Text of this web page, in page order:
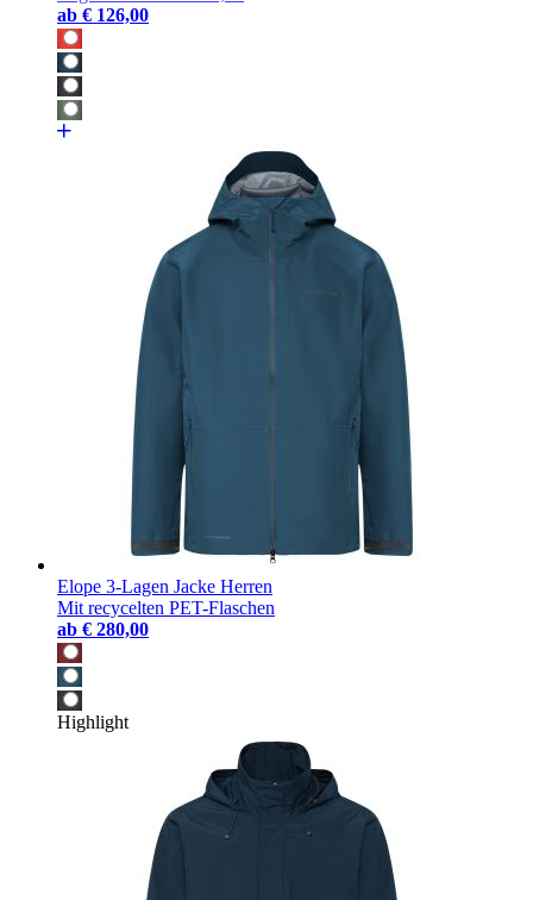
ab € 126,00
Elope 3-Lagen Jacke Herren
Mit recycelten PET-Flaschen
ab € 280,00
Highlight